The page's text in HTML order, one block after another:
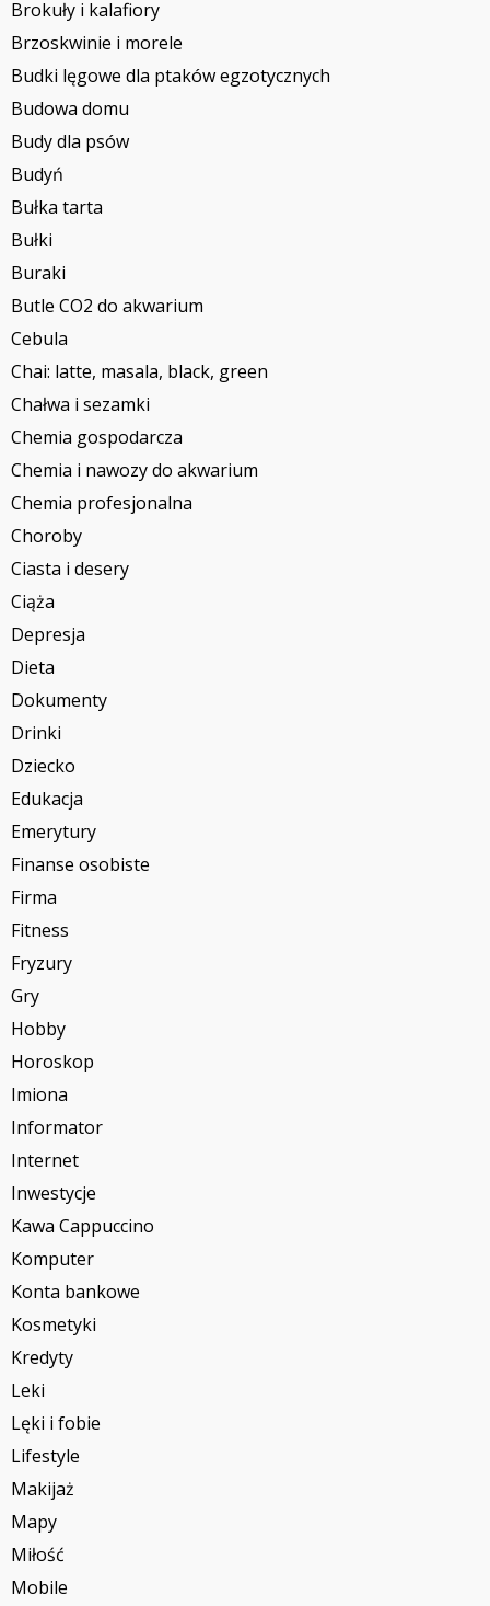
Brokuły i kalafiory
Brzoskwinie i morele
Budki lęgowe dla ptaków egzotycznych
Budowa domu
Budy dla psów
Budyń
Bułka tarta
Bułki
Buraki
Butle CO2 do akwarium
Cebula
Chai: latte, masala, black, green
Chałwa i sezamki
Chemia gospodarcza
Chemia i nawozy do akwarium
Chemia profesjonalna
Choroby
Ciasta i desery
Ciąża
Depresja
Dieta
Dokumenty
Drinki
Dziecko
Edukacja
Emerytury
Finanse osobiste
Firma
Fitness
Fryzury
Gry
Hobby
Horoskop
Imiona
Informator
Internet
Inwestycje
Kawa Cappuccino
Komputer
Konta bankowe
Kosmetyki
Kredyty
Leki
Lęki i fobie
Lifestyle
Makijaż
Mapy
Miłość
Mobile